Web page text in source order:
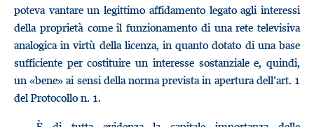
poteva vantare un legittimo affidamento legato agli interessi
della proprietà come il funzionamento di una rete televisiva
analogica in virtù della licenza, in quanto dotato di una base
sufficiente per costituire un interesse sostanziale e, quindi,
un «bene» ai sensi della norma prevista in apertura dell’art. 1
del Protocollo n. 1.